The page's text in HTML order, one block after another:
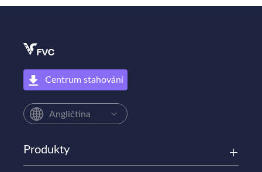
Centrum stahování
Angličtina
Produkty